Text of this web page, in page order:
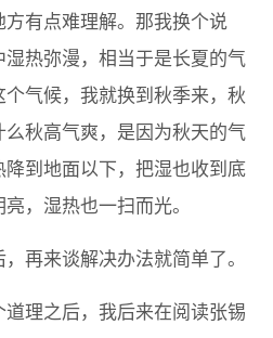
有点难理解。那我换个说
热弥漫，相当于是长夏的气
气候，我就换到秋季来，秋
秋高气爽，是因为秋天的气
到地面以下，把湿也收到底
，湿热也一扫而光。
再来谈解决办法就简单了。
理之后，我后来在阅读张锡